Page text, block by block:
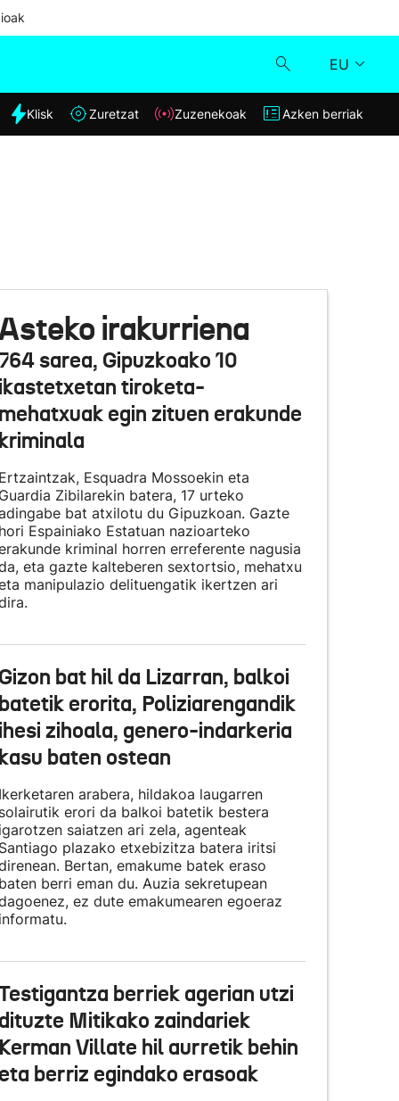
EU
Klisk
Azken berriak
Klisk Zuretzat Zuzenekoak Azken berriak
irakurriena
sarea, Gipuzkoako 10
tiroketa-
egin zituen erakunde
Esquadra Mossoekin eta
Zibilarekin batera, 17 urteko
bat atxilotu du Gipuzkoan. Gazte
Espainiako Estatuan nazioarteko
kriminal horren erreferente nagusia
eta gazte kalteberen sextortsio, mehatxu
manipulazio delituengatik ikertzen ari
bat hil da Lizarran, balkoi
erorita, Poliziarengandik
zihoala, genero-indarkeria
baten ostean
arabera, hildakoa laugarren
erori da balkoi batetik bestera
saiatzen ari zela, agenteak
plazako etxebizitza batera iritsi
Bertan, emakume batek eraso
berri eman du. Auzia sekretupean
ez dute emakumearen egoeraz
berriek agerian utzi
Mitikako zaindariek
Villate hil aurretik behin
berriz egindako erasoak